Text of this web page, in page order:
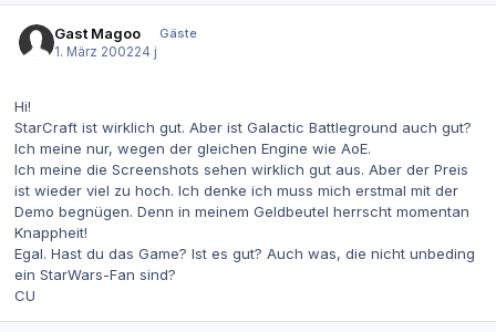
Gast Magoo
Gäste
1. März 200224 j
Hi!
StarCraft ist wirklich gut. Aber ist Galactic Battleground auch gut?
Ich meine nur, wegen der gleichen Engine wie AoE.
Ich meine die Screenshots sehen wirklich gut aus. Aber der Preis
ist wieder viel zu hoch. Ich denke ich muss mich erstmal mit der
Demo begnügen. Denn in meinem Geldbeutel herrscht momentan
Knappheit!
Egal. Hast du das Game? Ist es gut? Auch was, die nicht unbeding
ein StarWars-Fan sind?
CU